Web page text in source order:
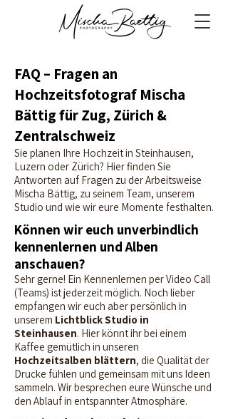
FAQ – Fragen an
Hochzeitsfotograf Mischa
Bättig für Zug, Zürich &
Zentralschweiz
Sie planen Ihre Hochzeit in Steinhausen,
Luzern oder Zürich? Hier finden Sie
Antworten auf Fragen zu der Arbeitsweise
Mischa Bättig, zu seinem Team, unserem
Studio und wie wir eure Momente festhalten.
Können wir euch unverbindlich
kennenlernen und Alben
anschauen?
Sehr gerne! Ein Kennenlernen per Video Call
(Teams) ist jederzeit möglich. Noch lieber
empfangen wir euch aber persönlich in
unserem Lichtblick Studio in
Steinhausen. Hier könnt ihr bei einem
Kaffee gemütlich in unseren
Hochzeitsalben blättern, die Qualität der
Drucke fühlen und gemeinsam mit uns Ideen
sammeln. Wir besprechen eure Wünsche und
den Ablauf in entspannter Atmosphäre.